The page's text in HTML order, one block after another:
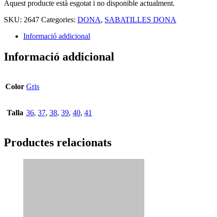
Aquest producte està esgotat i no disponible actualment.
SKU: 2647 Categories: DONA, SABATILLES DONA
Informació addicional
Informació addicional
Color Gris
Talla 36, 37, 38, 39, 40, 41
Productes relacionats